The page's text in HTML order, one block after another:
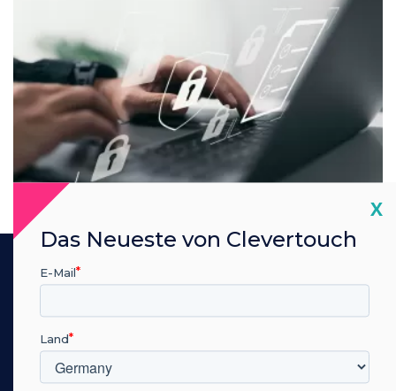
EDLA Google Zertifizierung
Schutz sensibler und
persönlicher Daten
X
Das Neueste von Clevertouch
E-Mail
Land